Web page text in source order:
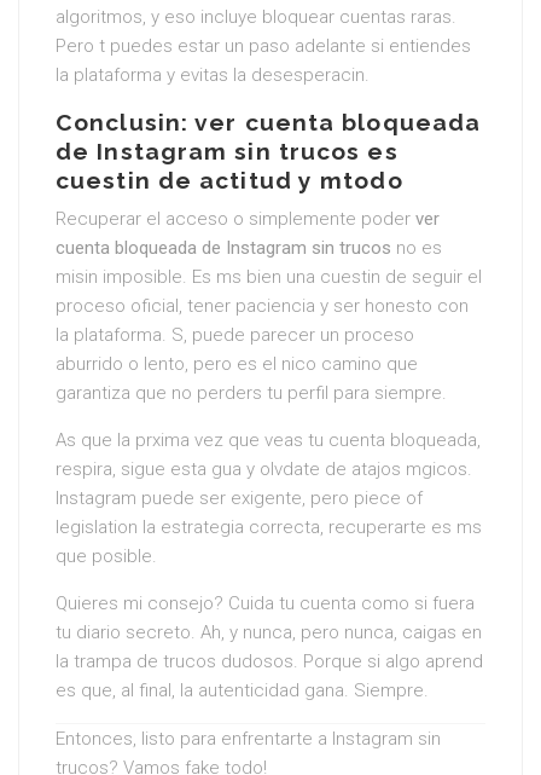
algoritmos, y eso incluye bloquear cuentas raras.
Pero t puedes estar un paso adelante si entiendes
la plataforma y evitas la desesperacin.
Conclusin: ver cuenta bloqueada
de Instagram sin trucos es
cuestin de actitud y mtodo
Recuperar el acceso o simplemente poder ver
cuenta bloqueada de Instagram sin trucos no es
misin imposible. Es ms bien una cuestin de seguir el
proceso oficial, tener paciencia y ser honesto con
la plataforma. S, puede parecer un proceso
aburrido o lento, pero es el nico camino que
garantiza que no perders tu perfil para siempre.
As que la prxima vez que veas tu cuenta bloqueada,
respira, sigue esta gua y olvdate de atajos mgicos.
Instagram puede ser exigente, pero piece of
legislation la estrategia correcta, recuperarte es ms
que posible.
Quieres mi consejo? Cuida tu cuenta como si fuera
tu diario secreto. Ah, y nunca, pero nunca, caigas en
la trampa de trucos dudosos. Porque si algo aprend
es que, al final, la autenticidad gana. Siempre.
Entonces, listo para enfrentarte a Instagram sin
trucos? Vamos fake todo!